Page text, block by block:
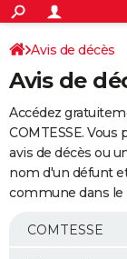
ACTUALITÉS
Politique
Société
Faits Divers
Education
Monde
Villes
+
SPORT
Coupe du monde
Football
Tennis
Cyclisme
Rugby
Forum
Programme TV
TNT
Streaming
Cinéma
Sorties cinéma
Musique
+
FINANCE
Retraite
Epargne
Immobilier
Risques naturels
Banque
Assurance
AUTO
Essais
Réserver un essai
Citadines
Berlines
SUV
Forum auto
+
Mobiles
Meilleur smartphone
Internet
Ordinateurs
Jeux vidéo
Guide high-tech
Avis de décès
Avis de
Accédez
COMTESSE.
avis de décès ou
nom d'un défunt
commune dans le